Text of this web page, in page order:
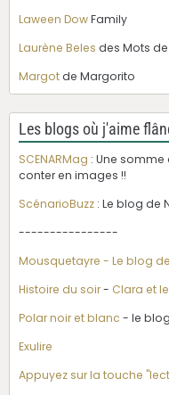
Laween DowFamily
Laurène Beles des Mots
Margotde Margorito
Les blogs où j'aime
SCENARMag : Une
conter en images !!
ScénarioBuzz : Le blog de
----------------
Mousquetayre - Le blog
Histoire du soir- Clara et
Polar noir et blanc - le
Exulire
Appuyez sur la touche